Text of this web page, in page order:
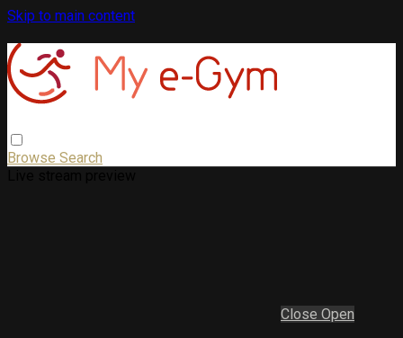
Skip to main content
Browse Search
Close Open